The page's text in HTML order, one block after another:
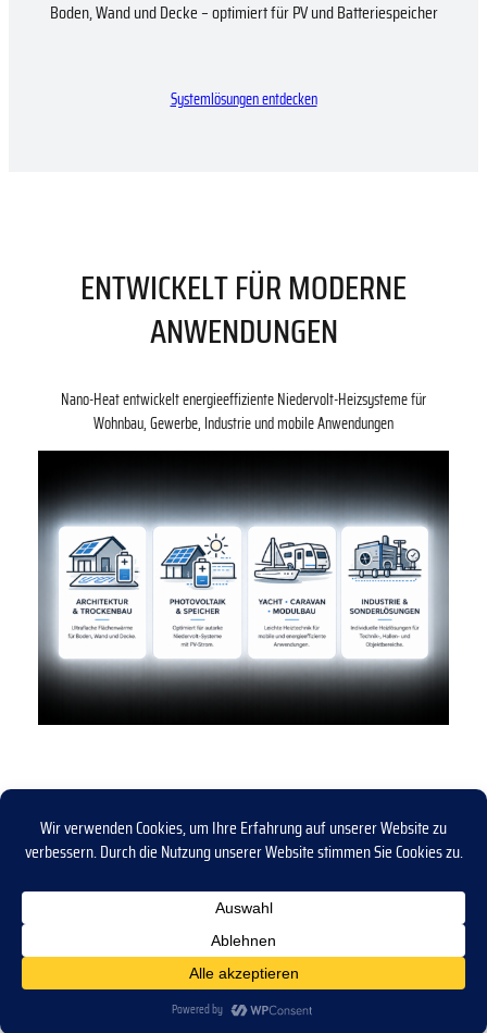
Boden, Wand und Decke – optimiert für PV und Batteriespeicher
Systemlösungen entdecken
ENTWICKELT FÜR MODERNE
ANWENDUNGEN
Nano-Heat entwickelt energieeffiziente Niedervolt-Heizsysteme für
Wohnbau, Gewerbe, Industrie und mobile Anwendungen
Nano-Heat – Einfach clever heizen
Vertrag widerrufen